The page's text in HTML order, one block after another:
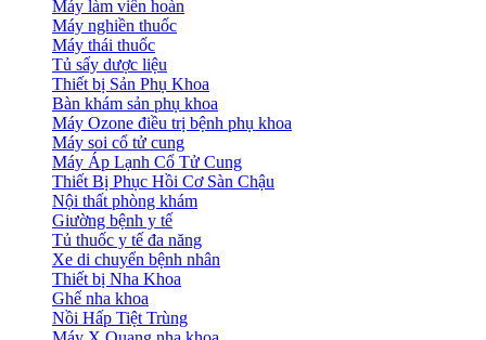
Máy làm viên hoàn
Máy nghiền thuốc
Máy thái thuốc
Tủ sấy dược liệu
Thiết bị Sản Phụ Khoa
Bàn khám sản phụ khoa
Máy Ozone điều trị bệnh phụ khoa
Máy soi cổ tử cung
Máy Áp Lạnh Cổ Tử Cung
Thiết Bị Phục Hồi Cơ Sàn Chậu
Nội thất phòng khám
Giường bệnh y tế
Tủ thuốc y tế đa năng
Xe di chuyển bệnh nhân
Thiết bị Nha Khoa
Ghế nha khoa
Nồi Hấp Tiệt Trùng